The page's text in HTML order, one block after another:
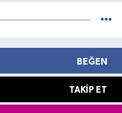
BEĞEN
TAKIP ET